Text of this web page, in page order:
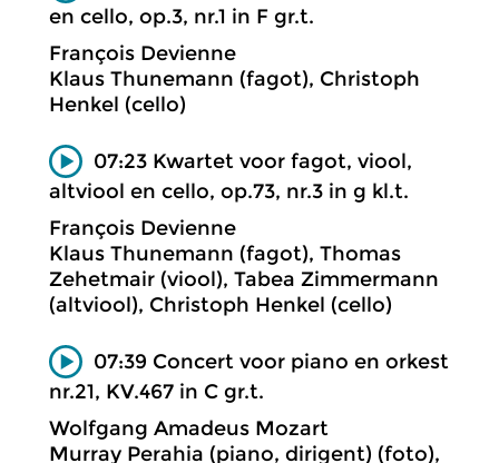
en cello, op.3, nr.1 in F gr.t.
François Devienne
Klaus Thunemann (fagot), Christoph
Henkel (cello)
07:23 Kwartet voor fagot, viool,
altviool en cello, op.73, nr.3 in g kl.t.
François Devienne
Klaus Thunemann (fagot), Thomas
Zehetmair (viool), Tabea Zimmermann
(altviool), Christoph Henkel (cello)
07:39 Concert voor piano en orkest
nr.21, KV.467 in C gr.t.
Wolfgang Amadeus Mozart
Murray Perahia (piano, dirigent) (foto),